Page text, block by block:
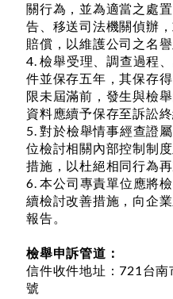
關行為，並為適當之處
告、移送司法機關偵辦
賠償，以維護公司之名譽
4. 檢舉受理、調查過程
件並保存五年，其保存
限未屆滿前，發生與檢
資料應續予保存至訴訟終
5. 對於檢舉情事經查證
位檢討相關內部控制制
措施，以杜絕相同行為再
6. 本公司專責單位應將
續檢討改善措施，向企
報告。
檢舉申訴管道：
信件收件地址： 721台南
號